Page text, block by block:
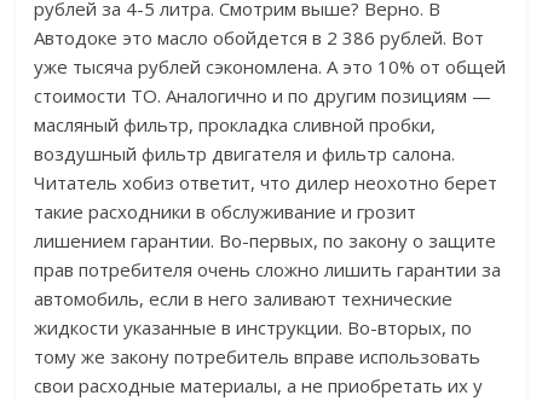
рублей за 4-5 литра. Смотрим выше? Верно. В
Автодоке это масло обойдется в 2 386 рублей. Вот
уже тысяча рублей сэкономлена. А это 10% от общей
стоимости ТО. Аналогично и по другим позициям —
масляный фильтр, прокладка сливной пробки,
воздушный фильтр двигателя и фильтр салона.
Читатель хобиз ответит, что дилер неохотно берет
такие расходники в обслуживание и грозит
лишением гарантии. Во-первых, по закону о защите
прав потребителя очень сложно лишить гарантии за
автомобиль, если в него заливают технические
жидкости указанные в инструкции. Во-вторых, по
тому же закону потребитель вправе использовать
свои расходные материалы, а не приобретать их у